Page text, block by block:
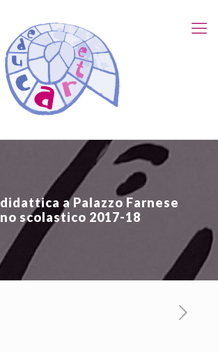
a Palazzo Farnese
scolastico 2017-18